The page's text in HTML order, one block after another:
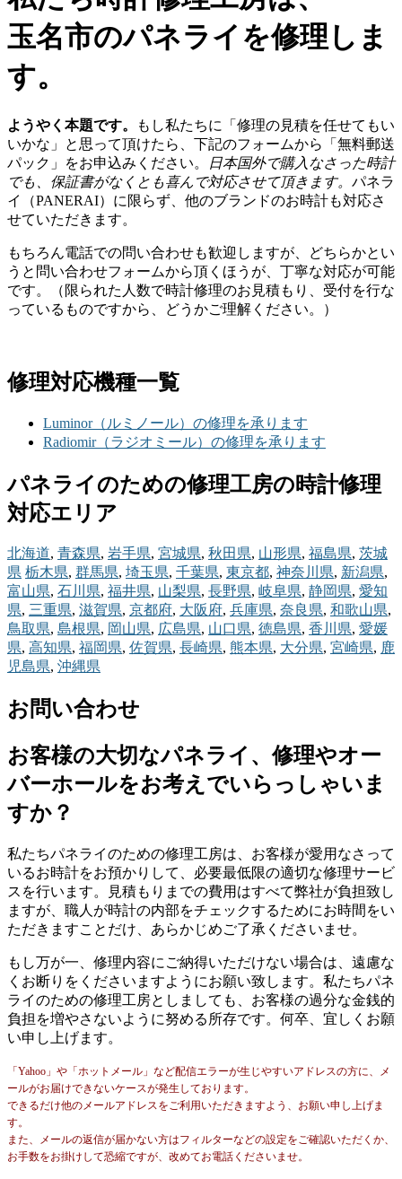
玉名市のパネライを修理しま
す。
ようやく本題です。
もし私たちに「修理の見積を任せてもい
いかな」と思って頂けたら、下記のフォームから「無料郵送
パック」をお申込みください。
日本国外で購入なさった時計
でも、保証書がなくとも喜んで対応させて頂きます。 パネラ
イ（PANERAI）に限らず、他のブランドのお時計も対応さ
せていただきます。
もちろん電話での問い合わせも歓迎しますが、どちらかとい
うと問い合わせフォームから頂くほうが、丁寧な対応が可能
です。（限られた人数で時計修理のお見積もり、受付を行な
っているものですから、どうかご理解ください。）
修理対応機種一覧
Luminor（ルミノール）の修理を承ります
Radiomir（ラジオミール）の修理を承ります
パネライのための修理工房の時計修理
対応エリア
北海道, 青森県, 岩手県, 宮城県, 秋田県, 山形県, 福島県, 茨城
県 栃木県, 群馬県, 埼玉県, 千葉県, 東京都, 神奈川県, 新潟県,
富山県, 石川県, 福井県, 山梨県, 長野県, 岐阜県, 静岡県, 愛知
県, 三重県, 滋賀県, 京都府, 大阪府, 兵庫県, 奈良県, 和歌山県,
鳥取県, 島根県, 岡山県, 広島県, 山口県, 徳島県, 香川県, 愛媛
県, 高知県, 福岡県, 佐賀県, 長崎県, 熊本県, 大分県, 宮崎県, 鹿
児島県, 沖縄県
お問い合わせ
お客様の大切なパネライ、修理やオー
バーホールをお考えでいらっしゃいま
すか？
私たちパネライのための修理工房は、お客様が愛用なさって
いるお時計をお預かりして、必要最低限の適切な修理サービ
スを行います。見積もりまでの費用はすべて弊社が負担致し
ますが、職人が時計の内部をチェックするためにお時間をい
ただきますことだけ、あらかじめご了承くださいませ。
もし万が一、修理内容にご納得いただけない場合は、遠慮な
くお断りをくださいますようにお願い致します。私たちパネ
ライのための修理工房としましても、お客様の過分な金銭的
負担を増やさないように努める所存です。何卒、宜しくお願
い申し上げます。
「Yahoo」や「ホットメール」など配信エラーが生じやすいアドレスの方に、メ
ールがお届けできないケースが発生しております。
できるだけ他のメールアドレスをご利用いただきますよう、お願い申し上げま
す。
また、メールの返信が届かない方はフィルターなどの設定をご確認いただくか、
お手数をお掛けして恐縮ですが、改めてお電話くださいませ。